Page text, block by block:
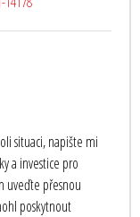
situaci, napište mi
a investice pro
uveďte přesnou
poskytnout